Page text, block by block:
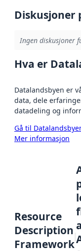
Diskusjoner
Ingen diskusjoner
Hva er
Datalandsbyen er
data, dele
datadeling og
Gå til
Mer informasjon
Resource
Description
Framework